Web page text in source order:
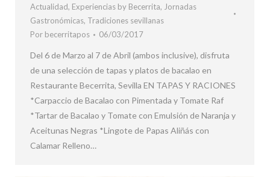
Actualidad, Experiencias by Becerrita, Jornadas
Gastronómicas, Tradiciones sevillanas
Por becerritapos 06/03/2017
Del 6 de Marzo al 7 de Abril (ambos inclusive), disfruta
de una selección de tapas y platos de bacalao en
Restaurante Becerrita, Sevilla EN TAPAS Y RACIONES
*Carpaccio de Bacalao con Pimentada y Tomate Raf
*Tartar de Bacalao y Tomate con Emulsión de Naranja y
Aceitunas Negras *Lingote de Papas Aliñás con
Calamar Relleno…